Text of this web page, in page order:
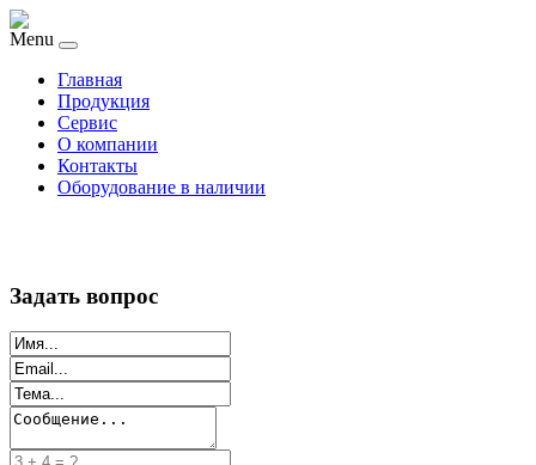
Menu
Главная
Продукция
Сервис
О компании
Контакты
Оборудование в наличии
Задать вопрос